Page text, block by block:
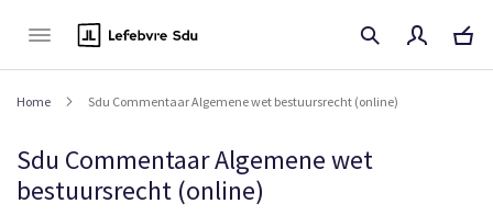
Home Sdu Commentaar Algemene wet bestuursrecht (online)
Sdu Commentaar Algemene wet
bestuursrecht (online)